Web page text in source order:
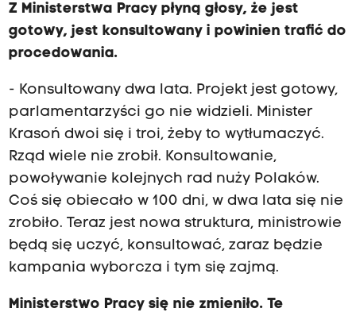
Z Ministerstwa Pracy płyną głosy, że jest
gotowy, jest konsultowany i powinien trafić do
procedowania.
- Konsultowany dwa lata. Projekt jest gotowy,
parlamentarzyści go nie widzieli. Minister
Krasoń dwoi się i troi, żeby to wytłumaczyć.
Rząd wiele nie zrobił. Konsultowanie,
powoływanie kolejnych rad nuży Polaków.
Coś się obiecało w 100 dni, w dwa lata się nie
zrobiło. Teraz jest nowa struktura, ministrowie
będą się uczyć, konsultować, zaraz będzie
kampania wyborcza i tym się zajmą.
Ministerstwo Pracy się nie zmieniło. Te